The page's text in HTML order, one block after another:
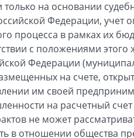
на основании
Федерации,
процесса в рамках их
с положениями
Федерации
на счете,
им своей
на расчетный
не может
в отношении общества